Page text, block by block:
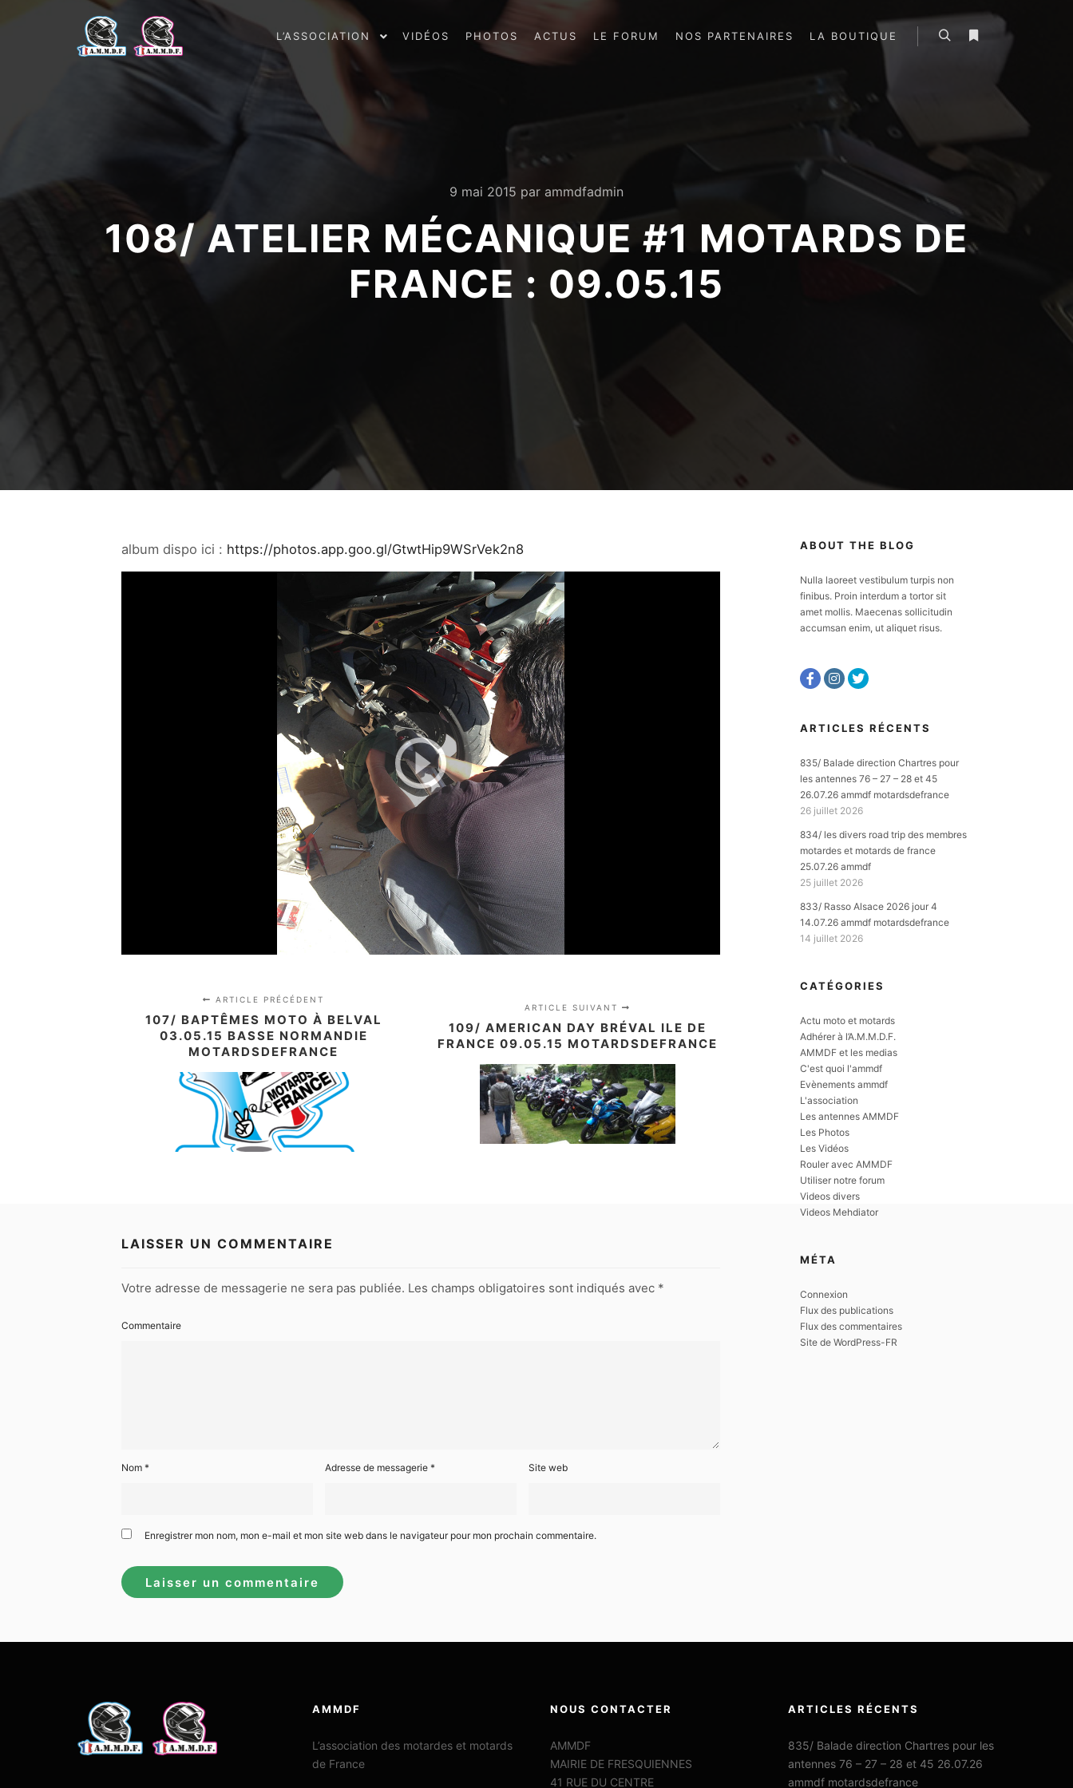
L’ASSOCIATION VIDÉOS PHOTOS ACTUS LE FORUM NOS PARTENAIRES LA BOUTIQUE
9 mai 2015 par ammdfadmin
108/ ATELIER MÉCANIQUE #1 MOTARDS DE
FRANCE : 09.05.15
album dispo ici : https://photos.app.goo.gl/GtwtHip9WSrVek2n8
ARTICLE PRÉCÉDENT
107/ BAPTÊMES MOTO À BELVAL
03.05.15 BASSE NORMANDIE
MOTARDSDEFRANCE
ARTICLE SUIVANT
109/ AMERICAN DAY BRÉVAL ILE DE
FRANCE 09.05.15 MOTARDSDEFRANCE
LAISSER UN COMMENTAIRE
Votre adresse de messagerie ne sera pas publiée. Les champs obligatoires sont indiqués avec *
Commentaire
Nom * Adresse de messagerie * Site web
Enregistrer mon nom, mon e-mail et mon site web dans le navigateur pour mon prochain commentaire.
ABOUT THE BLOG
Nulla laoreet vestibulum turpis non
finibus. Proin interdum a tortor sit
amet mollis. Maecenas sollicitudin
accumsan enim, ut aliquet risus.
ARTICLES RÉCENTS
835/ Balade direction Chartres pour
les antennes 76 – 27 – 28 et 45
26.07.26 ammdf motardsdefrance
26 juillet 2026
834/ les divers road trip des membres
motardes et motards de france
25.07.26 ammdf
25 juillet 2026
833/ Rasso Alsace 2026 jour 4
14.07.26 ammdf motardsdefrance
14 juillet 2026
CATÉGORIES
Actu moto et motards
Adhérer à l’A.M.M.D.F.
AMMDF et les medias
C'est quoi l'ammdf
Evènements ammdf
L'association
Les antennes AMMDF
Les Photos
Les Vidéos
Rouler avec AMMDF
Utiliser notre forum
Videos divers
Videos Mehdiator
MÉTA
Connexion
Flux des publications
Flux des commentaires
Site de WordPress-FR
AMMDF
L’association des motardes et motards
de France
NOUS CONTACTER
AMMDF
MAIRIE DE FRESQUIENNES
41 RUE DU CENTRE
ARTICLES RÉCENTS
835/ Balade direction Chartres pour les
antennes 76 – 27 – 28 et 45 26.07.26
ammdf motardsdefrance